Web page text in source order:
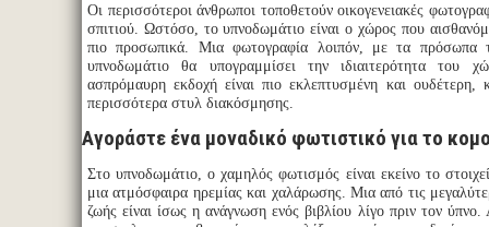
Οι περισσότεροι άνθρωποι τοποθετούν οικογενειακές
σπιτιού. Ωστόσο, το υπνοδωμάτιο είναι ο χώρος που
πιο προσωπικά. Μια φωτογραφία λοιπόν, με τα πρόσωπα
υπνοδωμάτιο θα υπογραμμίσει την ιδιαιτερότητα του
ασπρόμαυρη εκδοχή είναι πιο εκλεπτυσμένη και ουδέτερη,
περισσότερα στυλ διακόσμησης.
Αγοράστε ένα μοναδικό φωτιστικό για το
Στο υπνοδωμάτιο, ο χαμηλός φωτισμός είναι εκείνο το
μια ατμόσφαιρα ηρεμίας και χαλάρωσης. Μια από τις
ζωής είναι ίσως η ανάγνωση ενός βιβλίου λίγο πριν τον